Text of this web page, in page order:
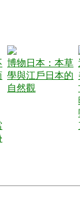
博物日本：本草
學與江戶日本的
自然觀